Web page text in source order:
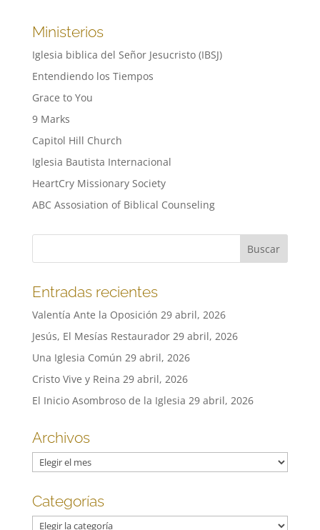
Ministerios
Iglesia biblica del Señor Jesucristo (IBSJ)
Entendiendo los Tiempos
Grace to You
9 Marks
Capitol Hill Church
Iglesia Bautista Internacional
HeartCry Missionary Society
ABC Assosiation of Biblical Counseling
Entradas recientes
Valentía Ante la Oposición 29 abril, 2026
Jesús, El Mesías Restaurador 29 abril, 2026
Una Iglesia Común 29 abril, 2026
Cristo Vive y Reina 29 abril, 2026
El Inicio Asombroso de la Iglesia 29 abril, 2026
Archivos
Archivos
Categorías
Categorías